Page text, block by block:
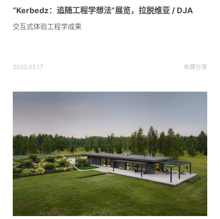
“Kerbedz：追随工程学想法”展览，拉脱维亚 / DJA
交互式体验工程学成果
2022.05.17 收藏分享